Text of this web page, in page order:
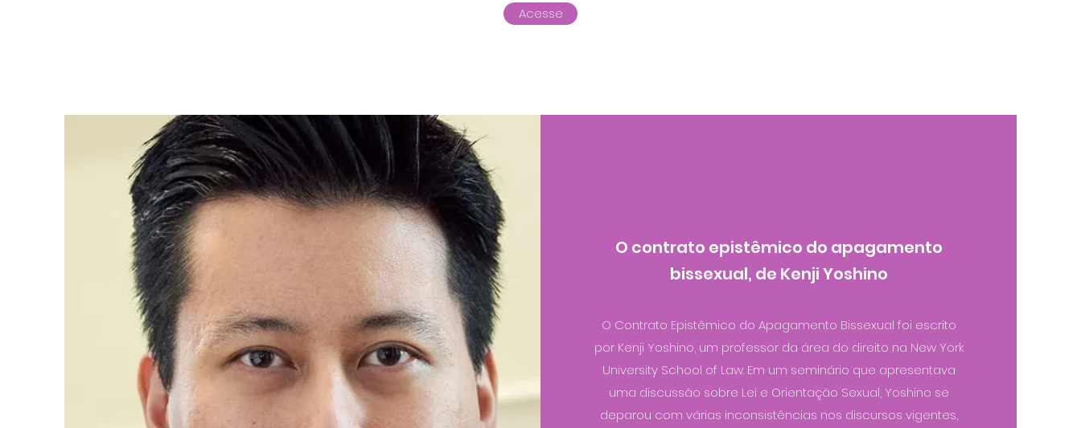
Acesse
O contrato epistêmico do apagamento
bissexual, de Kenji Yoshino
O Contrato Epistêmico do Apagamento Bissexual foi escrito
por Kenji Yoshino, um professor da área do direito na New York
University School of Law. Em um seminário que apresentava
uma discussão sobre Lei e Orientação Sexual, Yoshino se
deparou com várias inconsistências nos discursos vigentes,